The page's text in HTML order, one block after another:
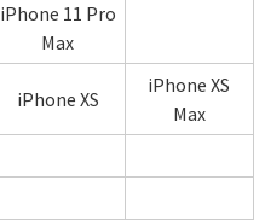
iPhone 11 Pro
Max
iPhone XS
iPhone XS
Max